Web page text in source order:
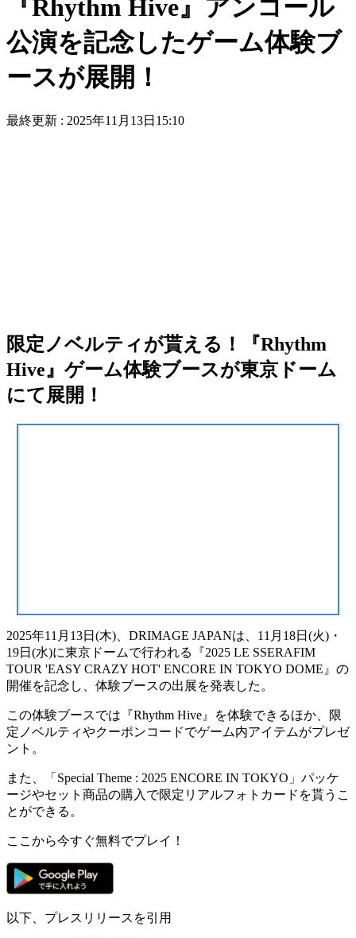
『Rhythm Hive』アンコール
公演を記念したゲーム体験ブ
ースが展開！
最終更新 : 2025年11月13日15:10
限定ノベルティが貰える！『Rhythm
Hive』ゲーム体験ブースが東京ドーム
にて展開！
2025年11月13日(木)、DRIMAGE JAPANは、11月18日(火)・
19日(水)に東京ドームで行われる
『2025 LE SSERAFIM
TOUR 'EASY CRAZY HOT' ENCORE IN TOKYO DOME』 の
開催を記念し、 体験ブースの出展を発表した。
この体験ブースでは『Rhythm Hive』を体験できるほか、
限
定ノベルティやクーポンコードでゲーム内アイテムがプレゼ
ント。
また、「Special Theme : 2025 ENCORE IN TOKYO」パッケ
ージやセット商品の購入で限定リアルフォトカード を貰うこ
とができる。
ここから今すぐ無料でプレイ！
以下、プレスリリースを引用